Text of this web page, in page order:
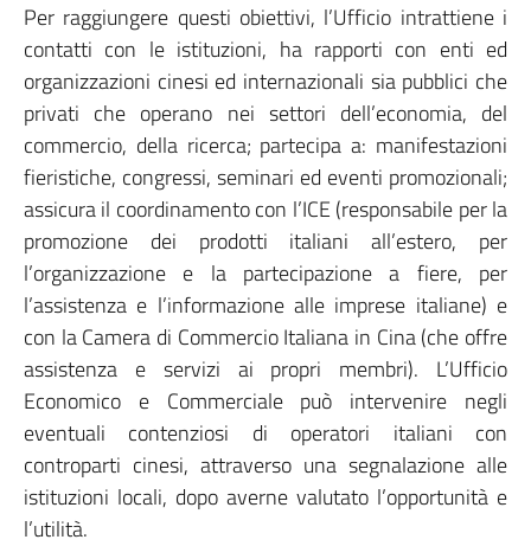
Per raggiungere questi obiettivi, l’Ufficio intrattiene i
contatti con le istituzioni, ha rapporti con enti ed
organizzazioni cinesi ed internazionali sia pubblici che
privati che operano nei settori dell’economia, del
commercio, della ricerca; partecipa a: manifestazioni
fieristiche, congressi, seminari ed eventi promozionali;
assicura il coordinamento con l’ICE (responsabile per la
promozione dei prodotti italiani all’estero, per
l’organizzazione e la partecipazione a fiere, per
l’assistenza e l’informazione alle imprese italiane) e
con la Camera di Commercio Italiana in Cina (che offre
assistenza e servizi ai propri membri). L’Ufficio
Economico e Commerciale può intervenire negli
eventuali contenziosi di operatori italiani con
controparti cinesi, attraverso una segnalazione alle
istituzioni locali, dopo averne valutato l’opportunità e
l’utilità.